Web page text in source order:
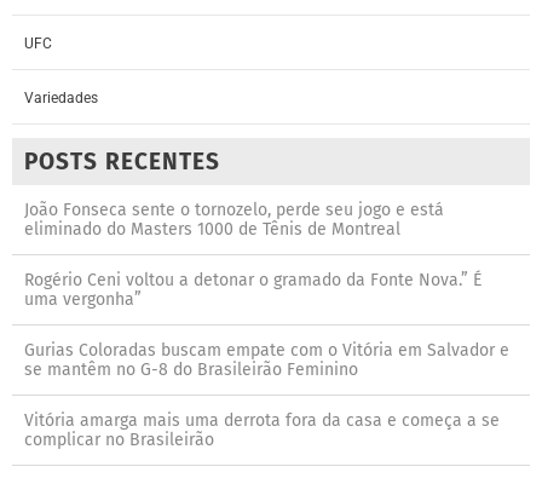
UFC
Variedades
POSTS RECENTES
João Fonseca sente o tornozelo, perde seu jogo e está
eliminado do Masters 1000 de Tênis de Montreal
Rogério Ceni voltou a detonar o gramado da Fonte Nova.” É
uma vergonha”
Gurias Coloradas buscam empate com o Vitória em Salvador e
se mantêm no G-8 do Brasileirão Feminino
Vitória amarga mais uma derrota fora da casa e começa a se
complicar no Brasileirão